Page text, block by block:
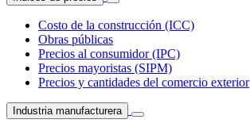
Costo de la construcción (ICC)
Obras públicas
Precios al consumidor (IPC)
Precios mayoristas (SIPM)
Precios y cantidades del comercio exterior
Industria manufacturera